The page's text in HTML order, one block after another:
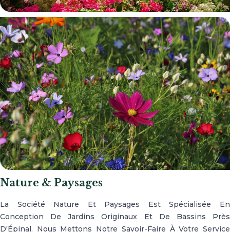
Nature & Paysages
La Société Nature Et Paysages Est Spécialisée En
Conception De Jardins Originaux Et De Bassins Près
D'Épinal. Nous Mettons Notre Savoir-Faire À Votre Service